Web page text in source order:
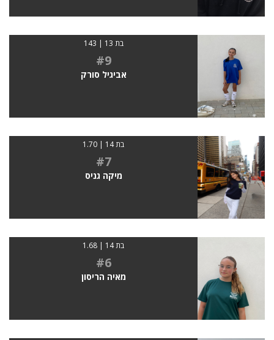
בת 13 | 143
#9
אביגיל סורק
בת 14 | 1.70
#7
מיקה גניס
בת 14 | 1.68
#6
מאיה הריסון